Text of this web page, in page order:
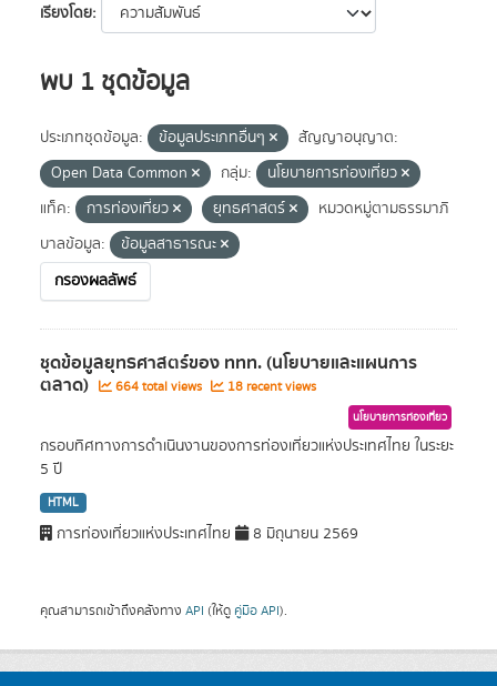
เรียงโดย
พบ 1 ชุดข้อมูล
ประเภทชุดข้อมูล: ข้อมูลประเภทอื่นๆ
สัญญาอนุญาต:
Open Data Common
กลุ่ม:
นโยบายการท่องเที่ยว
แท็ค:
การท่องเที่ยว ยุทธศาสตร์
หมวดหมู่ตามธรรมาภิ
บาลข้อมูล:
ข้อมูลสาธารณะ
กรองผลลัพธ์
ชุดข้อมูลยุทธศาสตร์ของ ททท. (นโยบายและแผนการ
ตลาด) 664 total views 18 recent views
นโยบายการท่องเที่ยว
กรอบทิศทางการดำเนินงานของการท่องเที่ยวแห่งประเทศไทย ในระยะ
5 ปี
HTML
การท่องเที่ยวแห่งประเทศไทย 8 มิถุนายน 2569
คุณสามารถเข้าถึงคลังทาง API (ให้ดู คู่มือ API).